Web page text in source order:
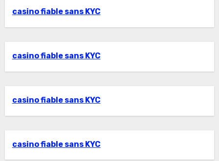
casino fiable sans KYC
casino fiable sans KYC
casino fiable sans KYC
casino fiable sans KYC